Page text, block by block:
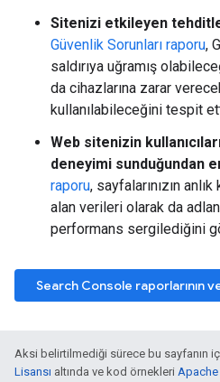
Sitenizi etkileyen
Güvenlik Sorunları raporu,
saldırıya uğramış
da cihazlarına zarar
kullanılabileceğini tespit
Web sitenizin
deneyimi sunduğundan
raporu, sayfalarınızın
alan verileri olarak da
performans sergilediğini
Search Console raporlarının
Aksi belirtilmediği sürece bu sayfanın
Lisansı altında ve kod örnekleri Apache